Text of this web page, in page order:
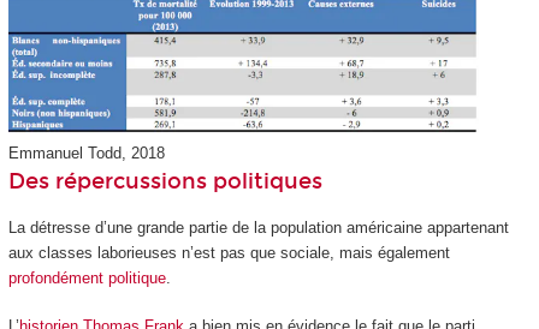
Emmanuel Todd, 2018
Des répercussions politiques
La détresse d’une grande partie de la population américaine appartenant
aux classes laborieuses n’est pas que sociale, mais également
profondément politique.